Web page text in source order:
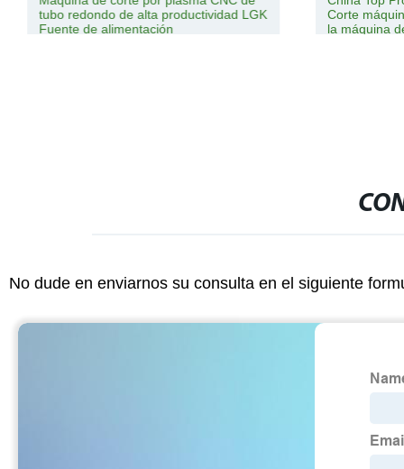
tubo redondo de alta productividad LGK
Fuente de alimentación
Corte
la máquina
No dude en enviarnos su consulta en el siguiente